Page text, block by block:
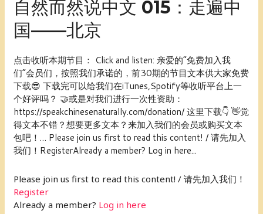
中
文
的
理
障
碍？
自然而然说中文 015：走遍中
国——北京
点击收听本期节目： Click and listen: 亲爱的“免费加入我
们”会员们，按照我们承诺的，前30期的节目文本供大家免费
下载😎 下载完可以给我们在iTunes,Spotify等收听平台上一
个好评吗？ 🤝或是对我们进行一次性资助：
https://speakchinesenaturally.com/donation/ 这里下载👇 👋觉
得文本不错？想要更多文本？来加入我们的会员或购买文本
包吧！… Please join us first to read this content! / 请先加入
我们！RegisterAlready a member? Log in here...
Please join us first to read this content! / 请先加入我们！
Register
Already a member? Log in here
然
而
然
说
中
文
015：
走
遍
中
国
——
京